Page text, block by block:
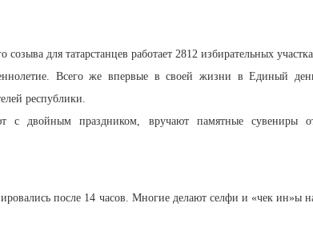
для татарстанцев работает 2812 избирательных
Всего же впервые в своей жизни в Единый
республики.
с двойным праздником, вручают памятные сувениры
после 14 часов. Многие делают селфи и «чек ин»ы